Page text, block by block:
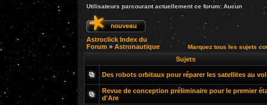
Utilisateurs parcourant actuellement ce forum: Aucun
Astroclick Index du
Forum » Astronautique Marquez tous les sujets
Sujets
Des robots orbitaux pour réparer les satellites au vol
Revue de conception préliminaire pour le premier
d'Are